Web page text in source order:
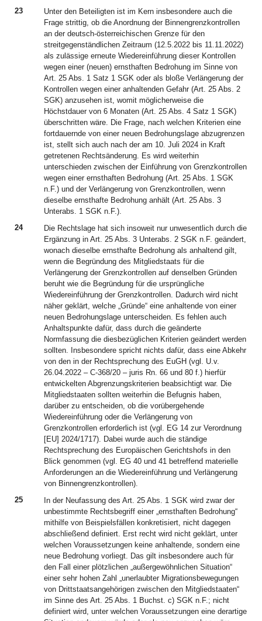
23
Unter den Beteiligten ist im Kern insbesondere auch die
Frage strittig, ob die Anordnung der Binnengrenzkontrollen
an der deutsch-österreichischen Grenze für den
streitgegenständlichen Zeitraum (12.5.2022 bis 11.11.2022)
als zulässige erneute Wiedereinführung dieser Kontrollen
wegen einer (neuen) ernsthaften Bedrohung im Sinne von
Art. 25 Abs. 1 Satz 1 SGK oder als bloße Verlängerung der
Kontrollen wegen einer anhaltenden Gefahr (Art. 25 Abs. 2
SGK) anzusehen ist, womit möglicherweise die
Höchstdauer von 6 Monaten (Art. 25 Abs. 4 Satz 1 SGK)
überschritten wäre. Die Frage, nach welchen Kriterien eine
fortdauernde von einer neuen Bedrohungslage abzugrenzen
ist, stellt sich auch nach der am 10. Juli 2024 in Kraft
getretenen Rechtsänderung. Es wird weiterhin
unterschieden zwischen der Einführung von Grenzkontrollen
wegen einer ernsthaften Bedrohung (Art. 25 Abs. 1 SGK
n.F.) und der Verlängerung von Grenzkontrollen, wenn
dieselbe ernsthafte Bedrohung anhält (Art. 25 Abs. 3
Unterabs. 1 SGK n.F.).
24
Die Rechtslage hat sich insoweit nur unwesentlich durch die
Ergänzung in Art. 25 Abs. 3 Unterabs. 2 SGK n.F. geändert,
wonach dieselbe ernsthafte Bedrohung als anhaltend gilt,
wenn die Begründung des Mitgliedstaats für die
Verlängerung der Grenzkontrollen auf denselben Gründen
beruht wie die Begründung für die ursprüngliche
Wiedereinführung der Grenzkontrollen. Dadurch wird nicht
näher geklärt, welche „Gründe“ eine anhaltende von einer
neuen Bedrohungslage unterscheiden. Es fehlen auch
Anhaltspunkte dafür, dass durch die geänderte
Normfassung die diesbezüglichen Kriterien geändert werden
sollten. Insbesondere spricht nichts dafür, dass eine Abkehr
von den in der Rechtsprechung des EuGH (vgl. U.v.
26.04.2022 – C-368/20 – juris Rn. 66 und 80 f.) hierfür
entwickelten Abgrenzungskriterien beabsichtigt war. Die
Mitgliedstaaten sollten weiterhin die Befugnis haben,
darüber zu entscheiden, ob die vorübergehende
Wiedereinführung oder die Verlängerung von
Grenzkontrollen erforderlich ist (vgl. EG 14 zur Verordnung
[EU] 2024/1717). Dabei wurde auch die ständige
Rechtsprechung des Europäischen Gerichtshofs in den
Blick genommen (vgl. EG 40 und 41 betreffend materielle
Anforderungen an die Wiedereinführung und Verlängerung
von Binnengrenzkontrollen).
25
In der Neufassung des Art. 25 Abs. 1 SGK wird zwar der
unbestimmte Rechtsbegriff einer „ernsthaften Bedrohung“
mithilfe von Beispielsfällen konkretisiert, nicht dagegen
abschließend definiert. Erst recht wird nicht geklärt, unter
welchen Voraussetzungen keine anhaltende, sondern eine
neue Bedrohung vorliegt. Das gilt insbesondere auch für
den Fall einer plötzlichen „außergewöhnlichen Situation“
einer sehr hohen Zahl „unerlaubter Migrationsbewegungen
von Drittstaatsangehörigen zwischen den Mitgliedstaaten“
im Sinne des Art. 25 Abs. 1 Buchst. c) SGK n.F.; nicht
definiert wird, unter welchen Voraussetzungen eine derartige